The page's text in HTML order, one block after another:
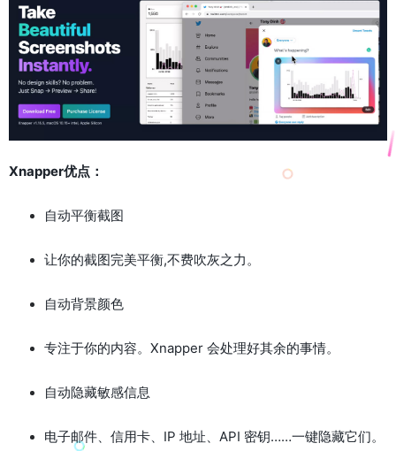
Xnapper优点：
自动平衡截图
让你的截图完美平衡,不费吹灰之力。
自动背景颜色
专注于你的内容。Xnapper 会处理好其余的事情。
自动隐藏敏感信息
电子邮件、信用卡、IP 地址、API 密钥……一键隐藏它们。